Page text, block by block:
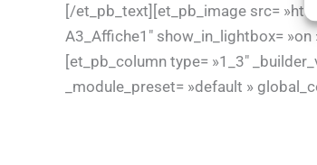
[/et_pb_text][et_pb_image src=
A3_Affiche1″ show_in_lightbox=
[et_pb_column type= »1_3″
_module_preset= »default »